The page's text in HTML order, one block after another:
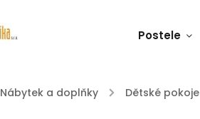
Postele
Nábytek a doplňky / Dětské pokoje